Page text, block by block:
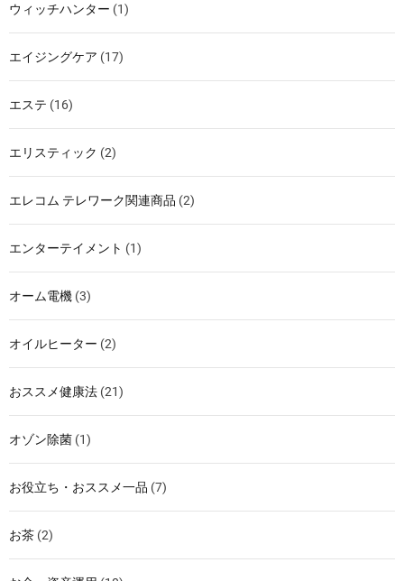
ウィッチハンター (1)
エイジングケア (17)
エステ (16)
エリスティック (2)
エレコム テレワーク関連商品 (2)
エンターテイメント (1)
オーム電機 (3)
オイルヒーター (2)
おススメ健康法 (21)
オゾン除菌 (1)
お役立ち・おススメ一品 (7)
お茶 (2)